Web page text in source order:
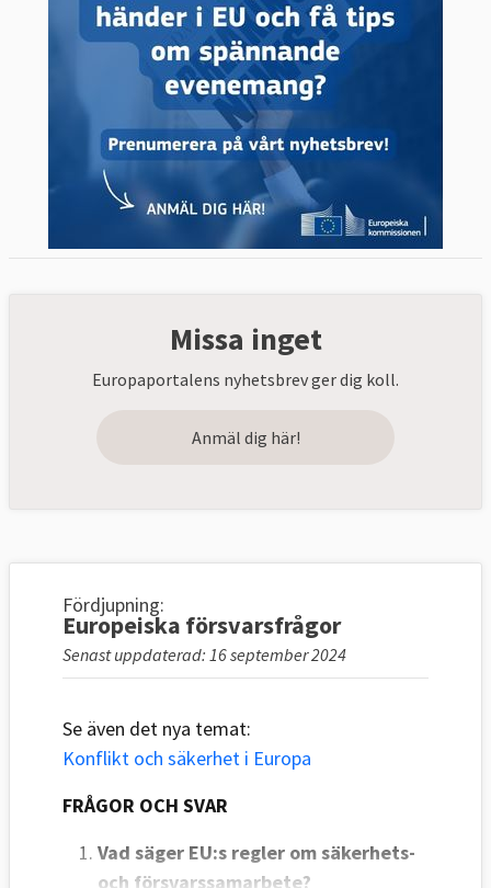
Missa inget
Europaportalens nyhetsbrev ger dig koll.
Anmäl dig här!
Fördjupning:
Europeiska försvarsfrågor
Senast uppdaterad: 16 september 2024
Se även det nya temat:
Konflikt och säkerhet i Europa
FRÅGOR OCH SVAR
Vad säger EU:s regler om säkerhets-
och försvarssamarbete?